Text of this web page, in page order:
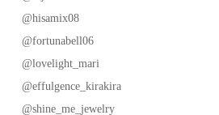
@hisamix08
@fortunabell06
@lovelight_mari
@effulgence_kirakira
@shine_me_jewelry